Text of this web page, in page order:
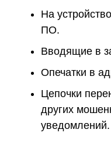
На
ПО.
Вводящие в
Опечатки в
Цепочки
других
уведомлений.